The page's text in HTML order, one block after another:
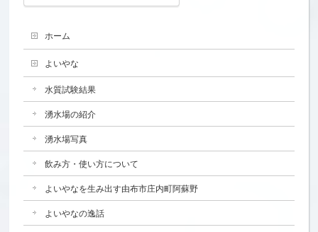
ホーム
よいやな
水質試験結果
湧水場の紹介
湧水場写真
飲み方・使い方について
よいやなを生み出す由布市庄内町阿蘇野
よいやなの逸話